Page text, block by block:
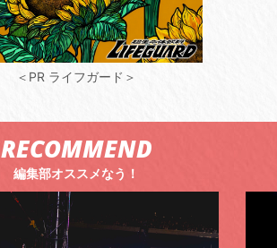
＜PR ライフガード＞
RECOMMEND
編集部オススメなう！